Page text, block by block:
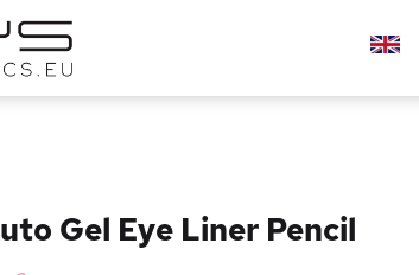
Gel Eye Liner Pencil